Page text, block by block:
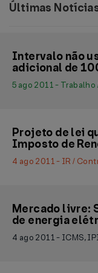
Últimas
Intervalo não
adicional de
5 ago 2011 -
Projeto de lei
Imposto de
4 ago 2011 - IR /
Mercado livre:
de energia
4 ago 2011 - ICMS,